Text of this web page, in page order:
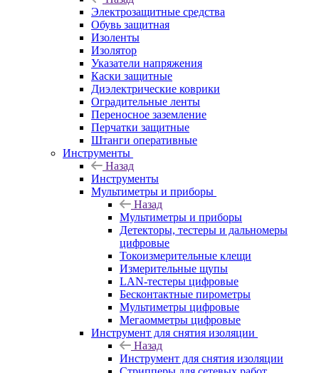
Электрозащитные средства
Обувь защитная
Изоленты
Изолятор
Указатели напряжения
Каски защитные
Диэлектрические коврики
Оградительные ленты
Переносное заземление
Перчатки защитные
Штанги оперативные
Инструменты
Назад
Инструменты
Мультиметры и приборы
Назад
Мультиметры и приборы
Детекторы, тестеры и дальномеры
цифровые
Токоизмерительные клещи
Измерительные щупы
LAN-тестеры цифровые
Бесконтактные пирометры
Мультиметры цифровые
Мегаомметры цифровые
Инструмент для снятия изоляции
Назад
Инструмент для снятия изоляции